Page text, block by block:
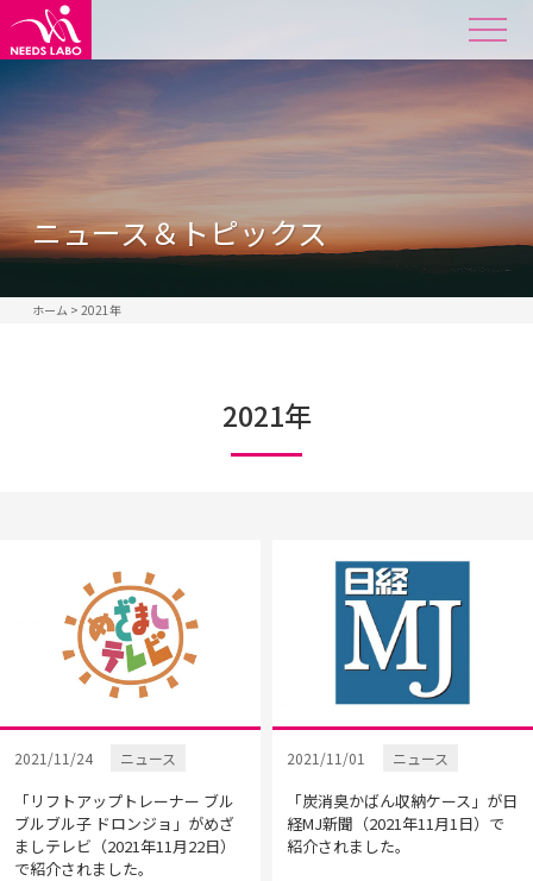
ニュース＆トピックス
ホーム > 2021年
2021年
2021/11/24 ニュース
「リフトアップトレーナー ブル
ブルブル子 ドロンジョ」がめざ
ましテレビ（2021年11月22日）
で紹介されました。
2021/11/01 ニュース
「炭消臭かばん収納ケース」が日
経MJ新聞（2021年11月1日）で
紹介されました。